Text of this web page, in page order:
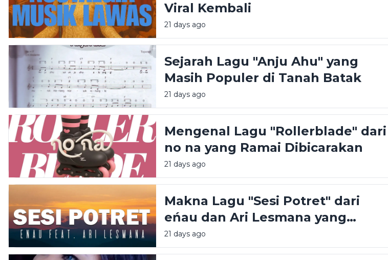
Viral Kembali
21 days ago
Sejarah Lagu "Anju Ahu" yang
Masih Populer di Tanah Batak
21 days ago
Mengenal Lagu "Rollerblade" dari
no na yang Ramai Dibicarakan
21 days ago
Makna Lagu "Sesi Potret" dari
eńau dan Ari Lesmana yang
Sedang Viral, Kisah Penyesalan
yang Menyentuh Hati
21 days ago